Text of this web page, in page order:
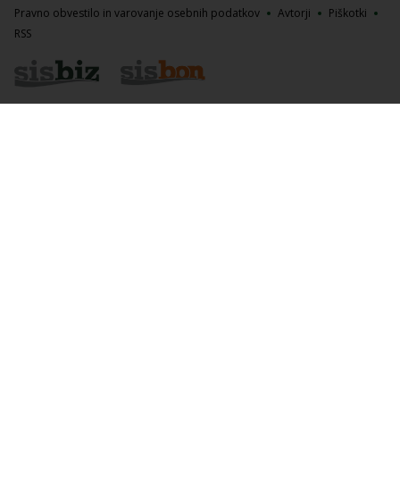
Pravno obvestilo in varovanje osebnih podatkov
Avtorji
Piškotki
RSS